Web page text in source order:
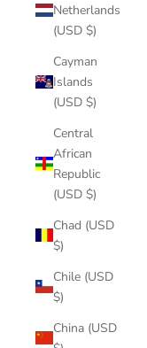
Netherlands
(USD $)
Cayman
Islands
(USD $)
Central
African
Republic
(USD $)
Chad (USD
$)
Chile (USD
$)
China (USD